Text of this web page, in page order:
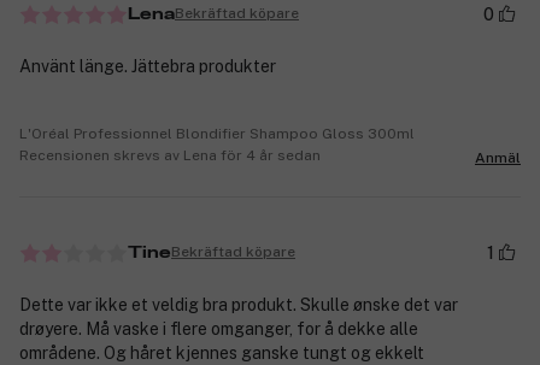
LenaBekräftad köpare 0
Använt länge. Jättebra produkter
L'Oréal Professionnel Blondifier Shampoo Gloss 300ml
Recensionen skrevs av Lena för 4 år sedan
Anmäl
TineBekräftad köpare 1
Dette var ikke et veldig bra produkt. Skulle ønske det var
drøyere. Må vaske i flere omganger, for å dekke alle
områdene. Og håret kjennes ganske tungt og ekkelt